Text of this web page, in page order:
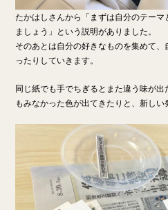
たかはしさんから「まずは自分のテー
ましょう」という説明がありました。
そのあとは自分の好きなものを集めて
ったりしていきます。
同じ紙でも手でちぎるとまた違う味が
もみなかった色が出てきたりと、新しい